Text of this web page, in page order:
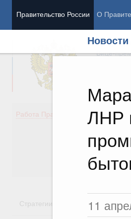
Правительство России О
Новости
ЛНР
11
Вице-
Работа Правительства
Стратегии